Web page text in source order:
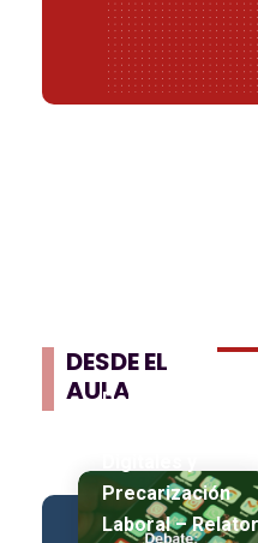
DESDE EL
AULADebate
Precarización
Laboral –